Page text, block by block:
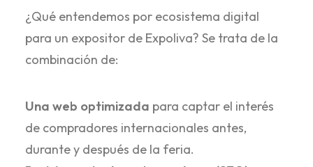
¿Qué entendemos por ecosistema digital
para un expositor de Expoliva? Se trata de la
combinación de:
Una web optimizada para captar el interés
de compradores internacionales antes,
durante y después de la feria.